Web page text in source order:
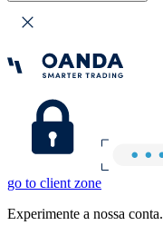
go to client zone
Experimente a nossa conta.